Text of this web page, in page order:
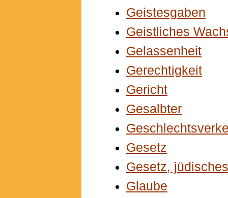
Geistesgaben
Geistliches
Gelassenheit
Gerechtigkeit
Gericht
Gesalbter
Gesetz
Gesetz, jüdisches
Glaube